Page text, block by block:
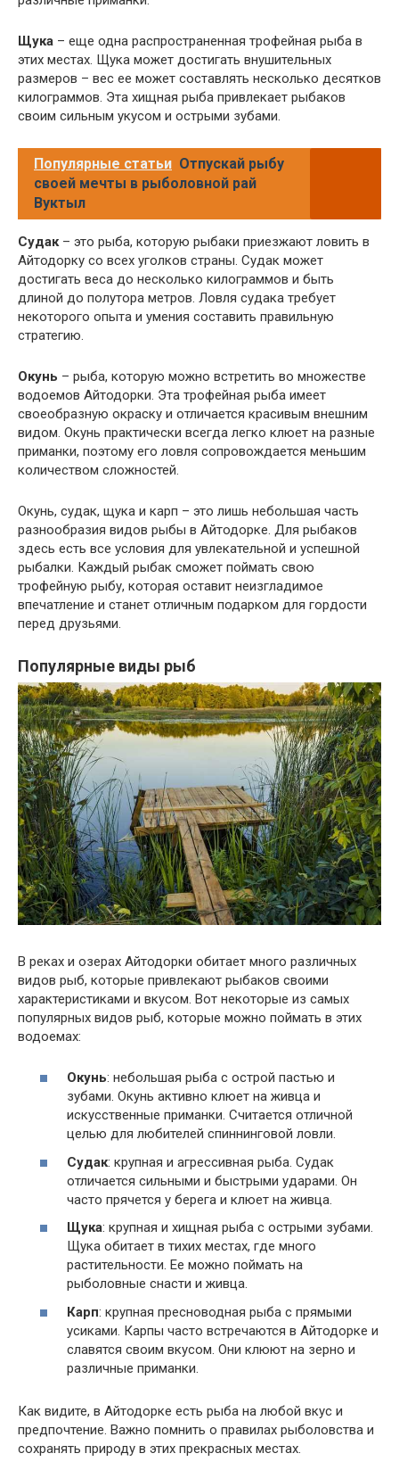
Щука – еще одна распространенная трофейная рыба в
этих местах. Щука может достигать внушительных
размеров – вес ее может составлять несколько десятков
килограммов. Эта хищная рыба привлекает рыбаков
своим сильным укусом и острыми зубами.
Популярные статьи Отпускай рыбу
своей мечты в рыболовной рай
Вуктыл
Судак– это рыба, которую рыбаки приезжают ловить в
Айтодорку со всех уголков страны. Судак может
достигать веса до несколько килограммов и быть
длиной до полутора метров. Ловля судака требует
некоторого опыта и умения составить правильную
стратегию.
Окунь – рыба, которую можно встретить во множестве
водоемов Айтодорки. Эта трофейная рыба имеет
своеобразную окраску и отличается красивым внешним
видом. Окунь практически всегда легко клюет на разные
приманки, поэтому его ловля сопровождается меньшим
количеством сложностей.
Окунь, судак, щука и карп – это лишь небольшая часть
разнообразия видов рыбы в Айтодорке. Для рыбаков
здесь есть все условия для увлекательной и успешной
рыбалки. Каждый рыбак сможет поймать свою
трофейную рыбу, которая оставит неизгладимое
впечатление и станет отличным подарком для гордости
перед друзьями.
Популярные виды рыб
В реках и озерах Айтодорки обитает много различных
видов рыб, которые привлекают рыбаков своими
характеристиками и вкусом. Вот некоторые из самых
популярных видов рыб, которые можно поймать в этих
водоемах:
Окунь: небольшая рыба с острой пастью и
зубами. Окунь активно клюет на живца и
искусственные приманки. Считается отличной
целью для любителей спиннинговой ловли.
Судак: крупная и агрессивная рыба. Судак
отличается сильными и быстрыми ударами. Он
часто прячется у берега и клюет на живца.
Щука: крупная и хищная рыба с острыми зубами.
Щука обитает в тихих местах, где много
растительности. Ее можно поймать на
рыболовные снасти и живца.
Карп: крупная пресноводная рыба с прямыми
усиками. Карпы часто встречаются в Айтодорке и
славятся своим вкусом. Они клюют на зерно и
различные приманки.
Как видите, в Айтодорке есть рыба на любой вкус и
предпочтение. Важно помнить о правилах рыболовства и
сохранять природу в этих прекрасных местах.